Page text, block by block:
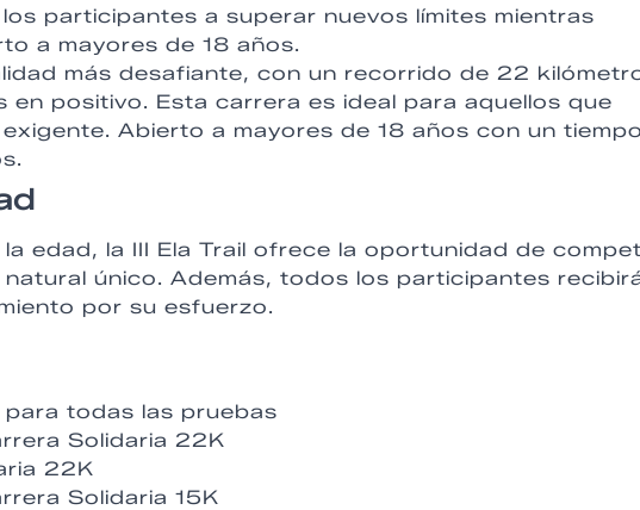
participantes a superar nuevos límites mientras
a mayores de 18 años.
más desafiante, con un recorrido de 22
positivo. Esta carrera es ideal para aquellos que
Abierto a mayores de 18 años con un
edad, la III Ela Trail ofrece la oportunidad de
único. Además, todos los participantes
por su esfuerzo.
todas las pruebas
Solidaria 22K
22K
Solidaria 15K